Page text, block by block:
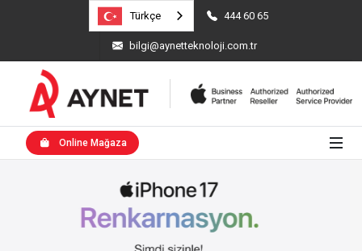
Türkçe 444 60 65
bilgi@aynetteknoloji.com.tr
Online Mağaza